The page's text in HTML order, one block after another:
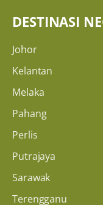
DESTINASI
Johor
Kelantan
Melaka
Pahang
Perlis
Putrajaya
Sarawak
Terengganu